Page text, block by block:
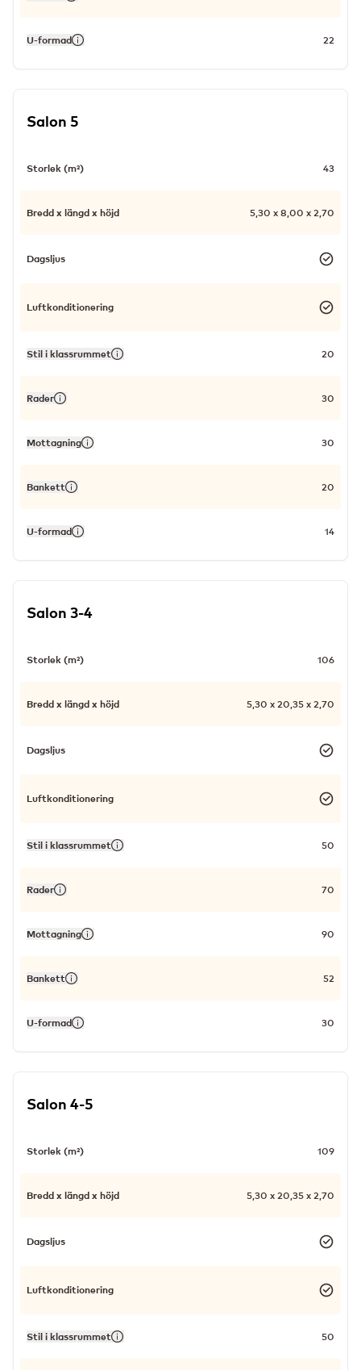
U-formad 22
Salon 5
Storlek (m²) 43
Bredd x längd x höjd 5,30 x 8,00 x 2,70
Dagsljus
Luftkonditionering
Stil i klassrummet 20
Rader 30
Mottagning 30
Bankett 20
U-formad 14
Salon 3-4
Storlek (m²) 106
Bredd x längd x höjd 5,30 x 20,35 x 2,70
Dagsljus
Luftkonditionering
Stil i klassrummet 50
Rader 70
Mottagning 90
Bankett 52
U-formad 30
Salon 4-5
Storlek (m²) 109
Bredd x längd x höjd 5,30 x 20,35 x 2,70
Dagsljus
Luftkonditionering
Stil i klassrummet 50